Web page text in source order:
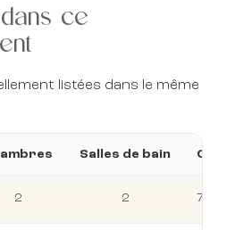
ce
listées dans le même
Salles de bain
2 2 73 m²